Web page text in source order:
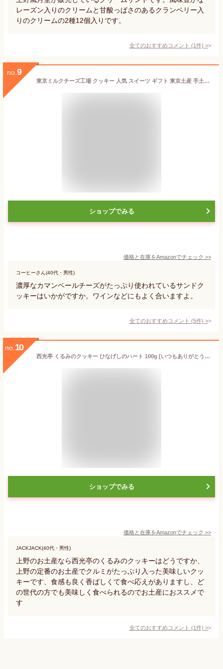
レーズン入りのクリームと甘酸っぱさのあるクランベリー入
りのクリームの2種12個入りです。
全てのおすすめコメント (1件) >
no. 9
東京ミルクチーズ工場 クッキー 人気 スイーツ ギフト 東京土産 手土産 個包装 プレゼント お返し 内祝い 焼き菓子 (ソルト＆カマンベールクッキー9枚)
ショップでみる
価格と在庫をAmazonでチェック >>
コーヒーさん(40代・男性)
濃厚なカマンベールチーズがたっぷり使われているサンドク
ッキーはいかがですか。ワインなどにもよく合いますよ。
全てのおすすめコメント (5件) >
no. 10
西光亭 くるみのクッキー ひなげしのハート 100g [いつもありがとうございます] ご贈答に
ショップでみる
価格と在庫をAmazonでチェック >>
JACKJACK(40代・男性)
上野のお土産なら西光亭のくるみのクッキーはどうですか、
上野の定番のお土産でクルミがたっぷり入った美味しいクッ
キーです、食感も良く香ばしくて食べ応えがありますし、ど
の世代の方でも美味しく食べられるのでお土産におススメで
す
全てのおすすめコメント (1件) >